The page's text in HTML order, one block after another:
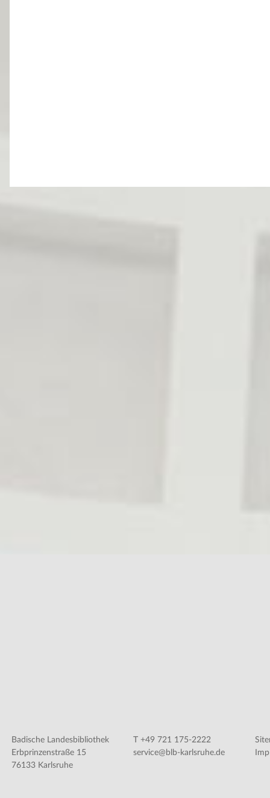
Badische Landesbibliothek
Erbprinzenstraße 15
76133 Karlsruhe
T +49 721 175-2222
service@blb-karlsruhe.de